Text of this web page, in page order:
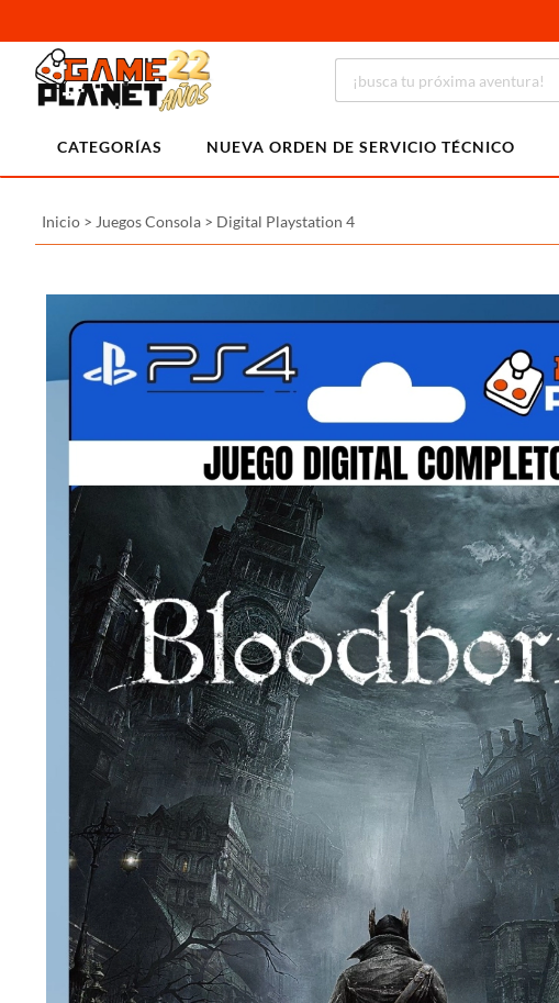
CATEGORÍAS NUEVA ORDEN DE SERVICIO TÉCNICO
Inicio > Juegos Consola > Digital Playstation 4